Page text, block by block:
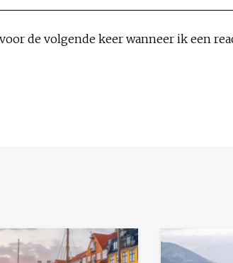
de volgende keer wanneer ik een